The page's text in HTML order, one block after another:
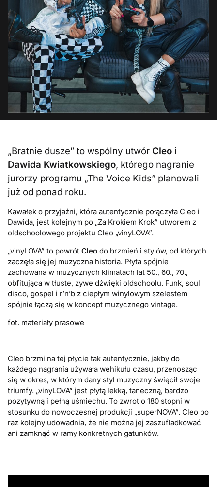
„Bratnie dusze” to wspólny utwór Cleo i
Dawida Kwiatkowskiego, którego nagranie
jurorzy programu „The Voice Kids” planowali
już od ponad roku.
Kawałek o przyjaźni, która autentycznie połączyła Cleo i
Dawida, jest kolejnym po „Za Krokiem Krok” utworem z
oldschoolowego projektu Cleo „vinyLOVA”.
„vinyLOVA” to powrótCleo do brzmień i stylów, od których
zaczęła się jej muzyczna historia. Płyta spójnie
zachowana w muzycznych klimatach lat 50., 60., 70.,
obfitująca w tłuste, żywe dźwięki oldschoolu. Funk, soul,
disco, gospel i r’n’b z ciepłym winylowym szelestem
spójnie łączą się w koncept muzycznego vintage.
fot. materiały prasowe
Cleo brzmi na tej płycie tak autentycznie, jakby do
każdego nagrania używała wehikułu czasu, przenosząc
się w okres, w którym dany styl muzyczny święcił swoje
triumfy. „vinyLOVA” jest płytą lekką, taneczną, bardzo
pozytywną i pełną uśmiechu. To zwrot o 180 stopni w
stosunku do nowoczesnej produkcji „superNOVA”. Cleo po
raz kolejny udowadnia, że nie można jej zaszufladkować
ani zamknąć w ramy konkretnych gatunków.